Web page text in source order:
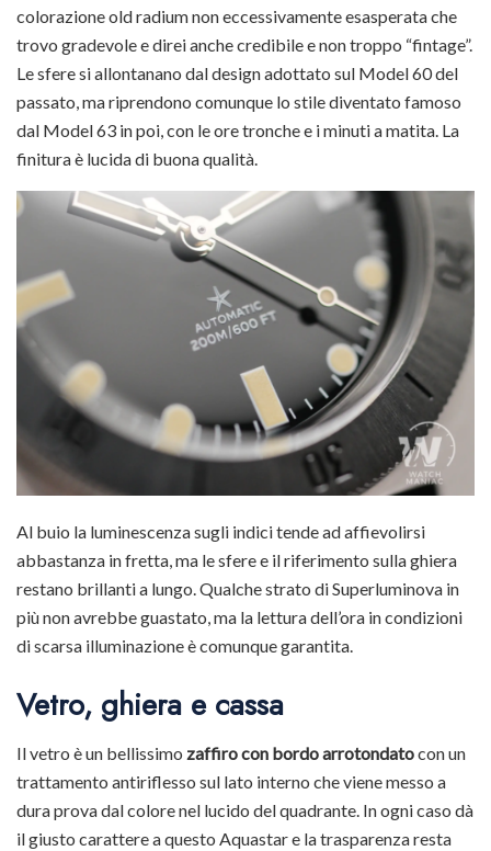
colorazione old radium non eccessivamente esasperata che
trovo gradevole e direi anche credibile e non troppo “fintage”.
Le sfere si allontanano dal design adottato sul Model 60 del
passato, ma riprendono comunque lo stile diventato famoso
dal Model 63 in poi, con le ore tronche e i minuti a matita. La
finitura è lucida di buona qualità.
Al buio la luminescenza sugli indici tende ad affievolirsi
abbastanza in fretta, ma le sfere e il riferimento sulla ghiera
restano brillanti a lungo. Qualche strato di Superluminova in
più non avrebbe guastato, ma la lettura dell’ora in condizioni
di scarsa illuminazione è comunque garantita.
Vetro, ghiera e cassa
Il vetro è un bellissimo zaffiro con bordo arrotondatocon un
trattamento antiriflesso sul lato interno che viene messo a
dura prova dal colore nel lucido del quadrante. In ogni caso dà
il giusto carattere a questo Aquastar e la trasparenza resta